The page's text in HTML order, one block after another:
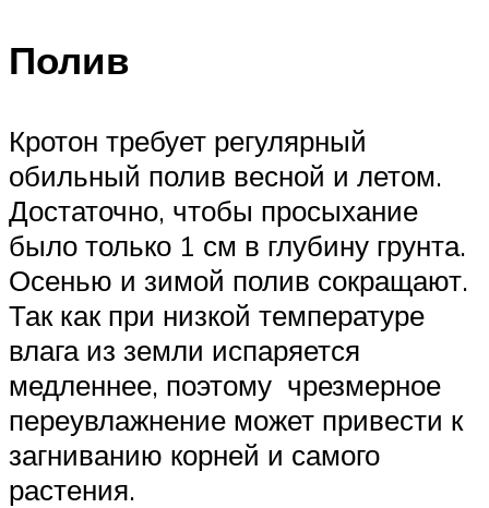
Полив
Кротон требует регулярный
обильный полив весной и летом.
Достаточно, чтобы просыхание
было только 1 см в глубину грунта.
Осенью и зимой полив сокращают.
Так как при низкой температуре
влага из земли испаряется
медленнее, поэтому чрезмерное
переувлажнение может привести к
загниванию корней и самого
растения.